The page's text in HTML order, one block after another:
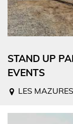
STAND UP
EVENTS
LES MAZURES